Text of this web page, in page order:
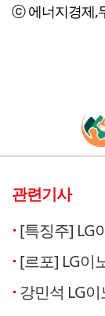
ⓒ 에너지경제,
관련기사